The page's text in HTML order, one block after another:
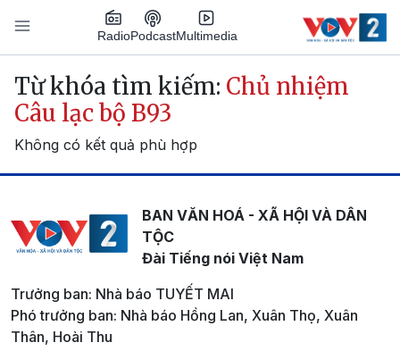
Nhảy đến nội dung
RadioPodcastMultimedia
Main navigation
Từ khóa tìm kiếm: Chủ nhiệm
Câu lạc bộ B93
Không có kết quả phù hợp
BAN VĂN HOÁ - XÃ HỘI VÀ DÂN
TỘC
Đài Tiếng nói Việt Nam
Trưởng ban: Nhà báo TUYẾT MAI
Phó trưởng ban: Nhà báo Hồng Lan, Xuân Thọ, Xuân
Thân, Hoài Thu